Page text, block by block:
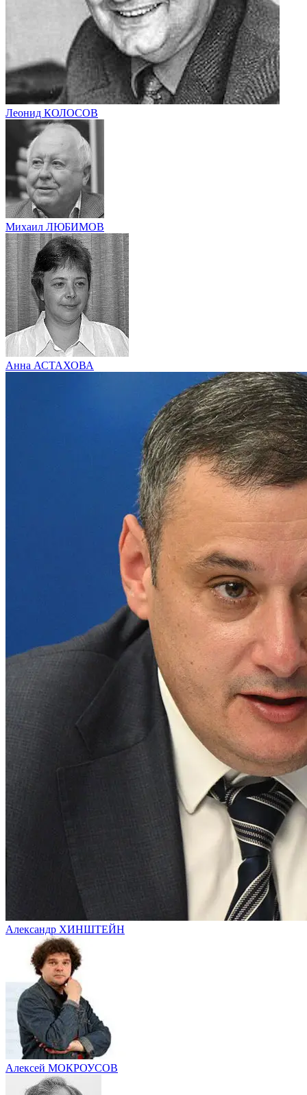
Леонид КОЛОСОВ
Михаил ЛЮБИМОВ
Анна АСТАХОВА
Александр ХИНШТЕЙН
Алексей МОКРОУСОВ